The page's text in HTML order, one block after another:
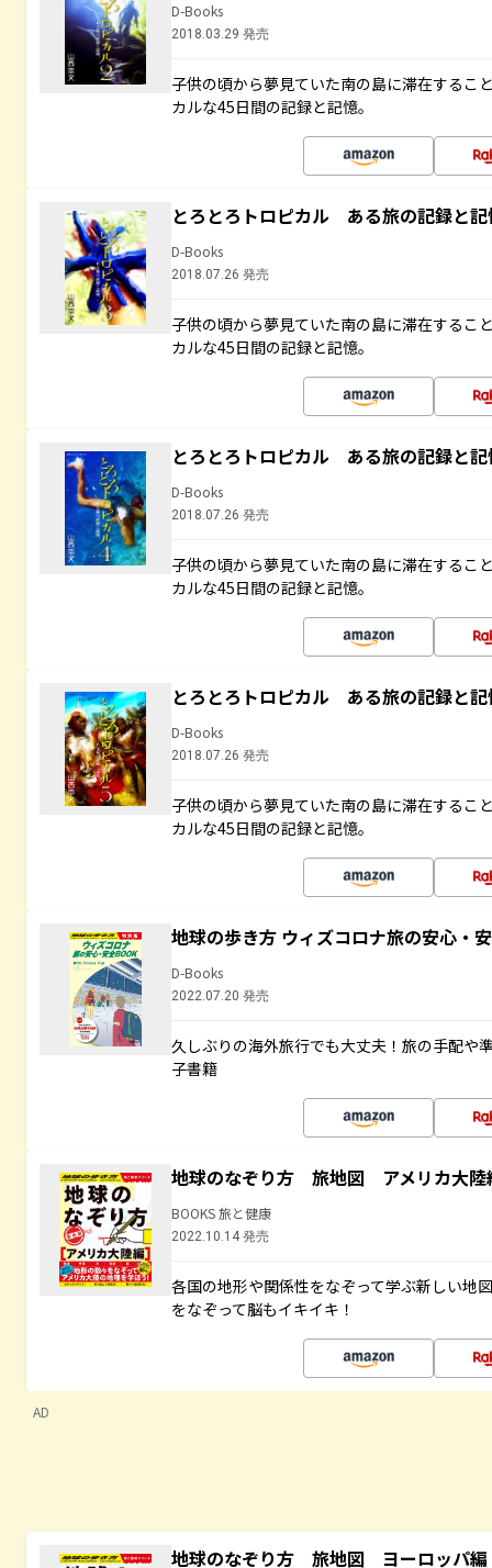
D-Books
2018.03.29 発売
子供の頃から夢見ていた南の島に滞在するこ
カルな45日間の記録と記憶。
とろとろトロピカル ある旅の記録と
D-Books
2018.07.26 発売
子供の頃から夢見ていた南の島に滞在するこ
カルな45日間の記録と記憶。
とろとろトロピカル ある旅の記録と
D-Books
2018.07.26 発売
子供の頃から夢見ていた南の島に滞在するこ
カルな45日間の記録と記憶。
とろとろトロピカル ある旅の記録と
D-Books
2018.07.26 発売
子供の頃から夢見ていた南の島に滞在するこ
カルな45日間の記録と記憶。
地球の歩き方 ウィズコロナ旅の安心・
D-Books
2022.07.20 発売
久しぶりの海外旅行でも大丈夫！旅の手配や
子書籍
地球のなぞり方 旅地図 アメリカ大陸
BOOKS 旅と健康
2022.10.14 発売
各国の地形や関係性をなぞって学ぶ新しい地
をなぞって脳もイキイキ！
AD
地球のなぞり方 旅地図 ヨーロッパ編